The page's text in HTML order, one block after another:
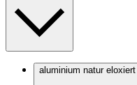
aluminium natur eloxiert